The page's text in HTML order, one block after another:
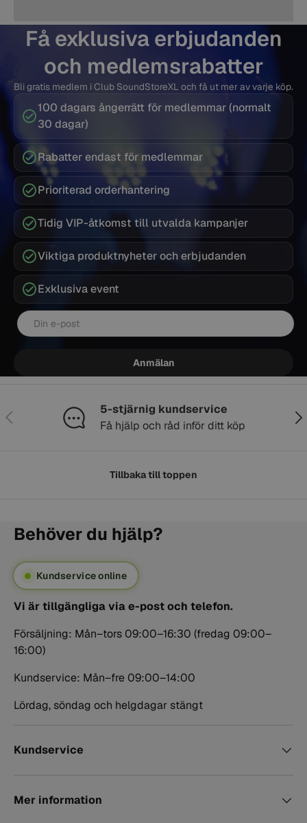
Få exklusiva erbjudanden
och medlemsrabatter
Bli gratis medlem i Club SoundStoreXL och få ut mer av varje köp.
100 dagars ångerrätt för medlemmar (normalt
30 dagar)
Rabatter endast för medlemmar
Prioriterad orderhantering
Tidig VIP-åtkomst till utvalda kampanjer
Viktiga produktnyheter och erbjudanden
Exklusiva event
E-post
Anmälan
Föregående
5-stjärnig kundservice
Få hjälp och råd inför ditt köp
Tillbaka till toppen
Behöver du hjälp?
Kundservice online
Vi är tillgängliga via e-post och telefon.
Försäljning: Mån–tors 09:00–16:30 (fredag 09:00–
16:00)
Kundservice: Mån–fre 09:00–14:00
Lördag, söndag och helgdagar stängt
Kundservice
Mer information